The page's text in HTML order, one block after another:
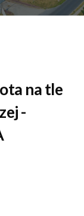
na tle
-